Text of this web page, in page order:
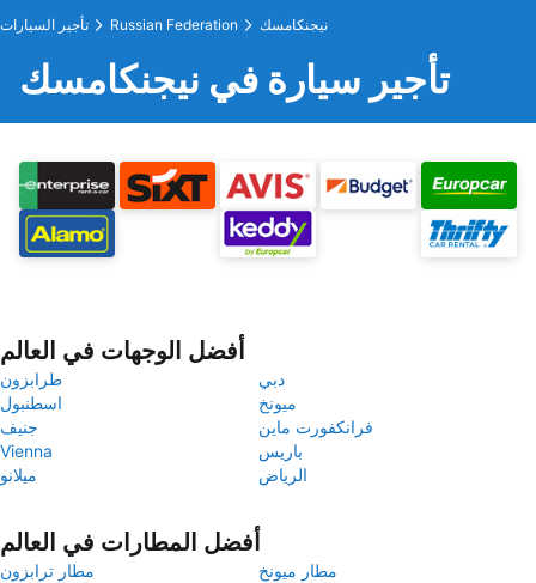
تأجير السيارات Russian Federation نيجنكامسك
تأجير سيارة في نيجنكامسك
أفضل الوجهات في العالم
طرابزون
دبي
اسطنبول
ميونخ
جنيف
فرانكفورت ماين
Vienna
باريس
ميلانو
الرياض
أفضل المطارات في العالم
مطار ترابزون
مطار ميونخ